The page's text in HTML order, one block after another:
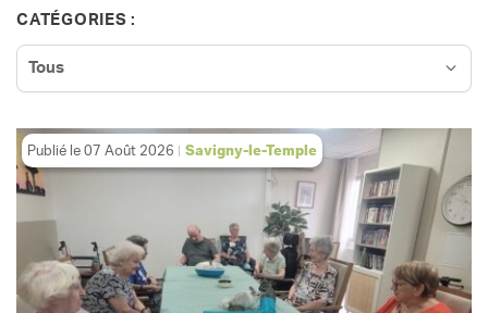
CATÉGORIES :
Publié le 07 Août 2026 Savigny-le-Temple